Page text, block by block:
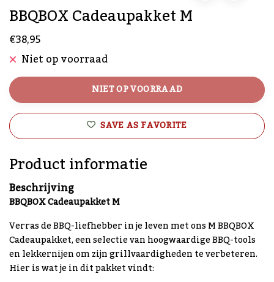
BBQBOX Cadeaupakket M
€38,95
Niet op voorraad
NIET OP VOORRAAD
SAVE AS FAVORITE
Product informatie
Beschrijving
BBQBOX Cadeaupakket M
Verras de BBQ-liefhebber in je leven met ons M BBQBOX
Cadeaupakket, een selectie van hoogwaardige BBQ-tools
en lekkernijen om zijn grillvaardigheden te verbeteren.
Hier is wat je in dit pakket vindt: